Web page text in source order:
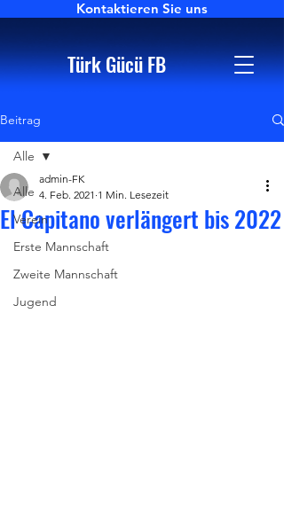
Türk Gücü FB
Kontaktieren Sie uns
Beitrag
Alle
Verein
Erste Mannschaft
Zweite Mannschaft
Jugend
Alle
El Capitano verlängert bis 2022
admin-FK
4. Feb. 2021 1 Min. Lesezeit